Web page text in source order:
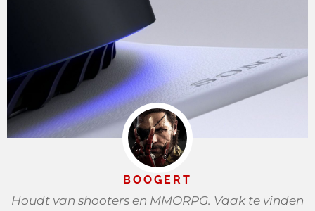
BOOGERT
Houdt van shooters en MMORPG. Vaak te vinden